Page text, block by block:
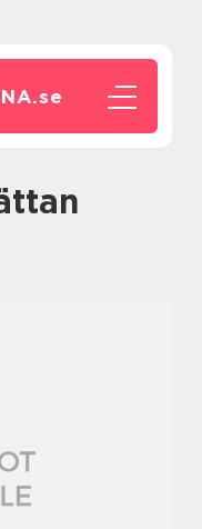
se